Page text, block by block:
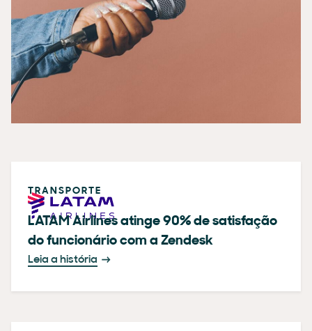
TRANSPORTE
LATAM Airlines atinge 90% de satisfação
do funcionário com a Zendesk
Leia a história